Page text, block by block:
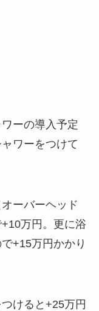
ーの導入予定
ワーをつけて
ーバーヘッド
万円。更に浴
+15万円かかり
けると+25万円